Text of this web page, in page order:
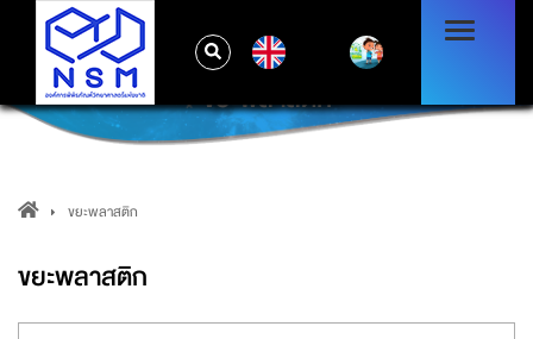
ขยะพลาสติก
ขยะพลาสติก
ขยะพลาสติก